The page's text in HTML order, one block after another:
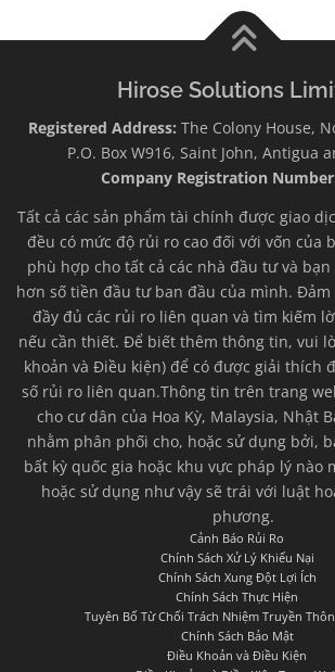
Hirose Solutions
Registered Address: The Colony House,
P.O. Box W916, Saint John, Antigua
Company Registration
Tất cả các sản phẩm tài chính được giao
đều có mức độ rủi ro cao đối với vốn của
phù hợp cho tất cả các nhà đầu tư và
hơn số tiền đầu tư ban đầu của mình.
đầy đủ các rủi ro liên quan và tìm kiếm
nếu cần thiết. Để biết thêm thông tin, vui
khoản và Điều kiện) để có được giải thích
số rủi ro liên quan.Thông tin trên trang
cho cư dân của Hoa Kỳ, Malaysia, Nhật
nhằm phân phối cho, hoặc sử dụng bởi,
bất kỳ quốc gia hoặc khu vực pháp lý nào
hoặc sử dụng như vậy sẽ trái với luật
phương.
Cảnh Báo Rủi Ro
Chính Sách Xử Lý Khiếu Nại
Chính Sách Xung Đột Lợi Ích
Chính Sách Thực Hiện
Tuyên Bố Từ Chối Trách Nhiệm Truyền
Chính Sách Bảo Mật
Điều Khoản và Điều Kiện